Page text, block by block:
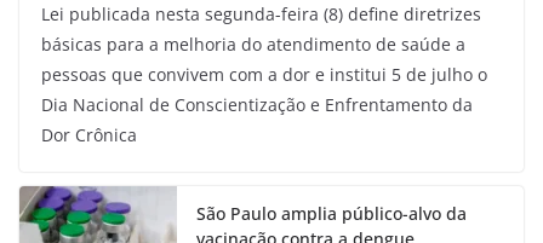
Lei publicada nesta segunda-feira (8) define diretrizes
básicas para a melhoria do atendimento de saúde a
pessoas que convivem com a dor e institui 5 de julho o
Dia Nacional de Conscientização e Enfrentamento da
Dor Crônica
São Paulo amplia público-alvo da
vacinação contra a dengue